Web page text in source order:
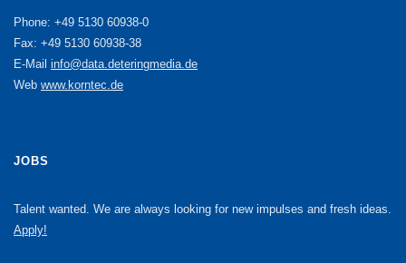
Phone: +49 5130 60938-0
Fax: +49 5130 60938-38
E-Mail info@data.deteringmedia.de
Web www.korntec.de
JOBS
Talent wanted. We are always looking for new impulses and fresh ideas.
Apply!